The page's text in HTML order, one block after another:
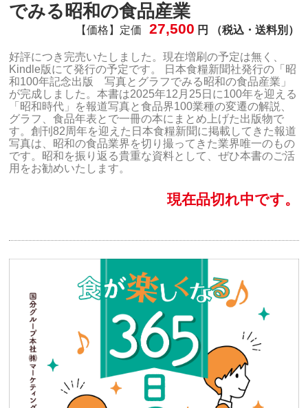
でみる昭和の食品産業
【価格】定価 27,500 円 （税込・送料別）
好評につき完売いたしました。現在増刷の予定は無く、
Kindle版にて発行の予定です。 日本食糧新聞社発行の「昭
和100年記念出版 写真とグラフでみる昭和の食品産業」
が完成しました。本書は2025年12月25日に100年を迎える
「昭和時代」を報道写真と食品界100業種の変遷の解説、
グラフ、食品年表とで一冊の本にまとめ上げた出版物で
す。創刊82周年を迎えた日本食糧新聞に掲載してきた報道
写真は、昭和の食品業界を切り撮ってきた業界唯一のもの
です。昭和を振り返る貴重な資料として、ぜひ本書のご活
用をお勧めいたします。
現在品切れ中です。